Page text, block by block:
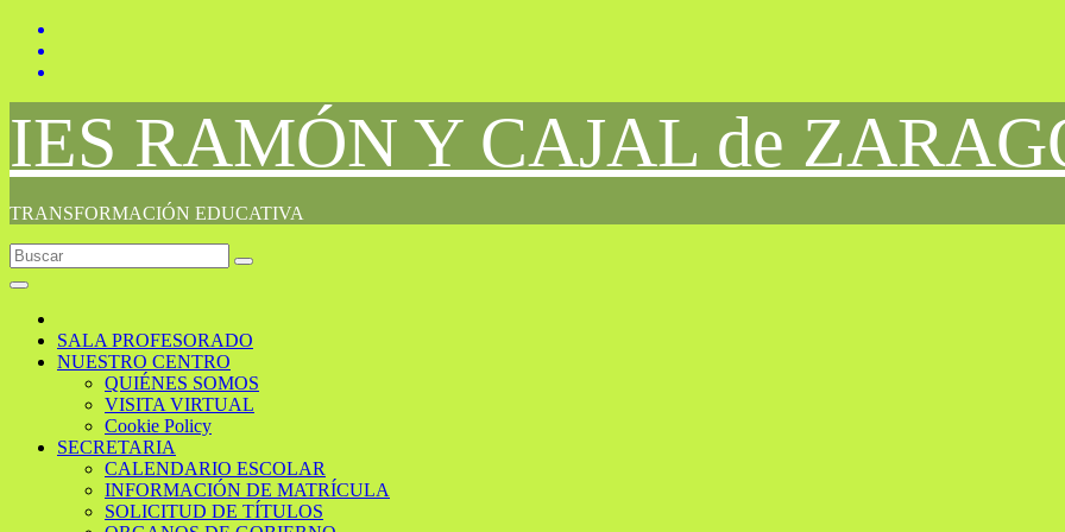
Saltar
contenido
IES RAMÓN Y CAJAL de
TRANSFORMACIÓN EDUCATIVA
SALA PROFESORADO
NUESTRO CENTRO
QUIÉNES SOMOS
VISITA VIRTUAL
Cookie Policy
SECRETARIA
CALENDARIO ESCOLAR
INFORMACIÓN DE MATRÍCULA
SOLICITUD DE TÍTULOS